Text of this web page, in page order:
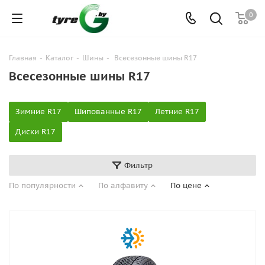
0
Главная - Каталог - Шины - Всесезонные шины R17
Всесезонные шины R17
Зимние R17 Шипованные R17
Летние R17
Диски R17
Фильтр
По популярности
По алфавиту По цене